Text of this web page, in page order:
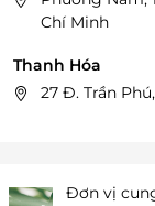
Chí Minh
Thanh Hóa
27 Đ. Trần
Đơn vị